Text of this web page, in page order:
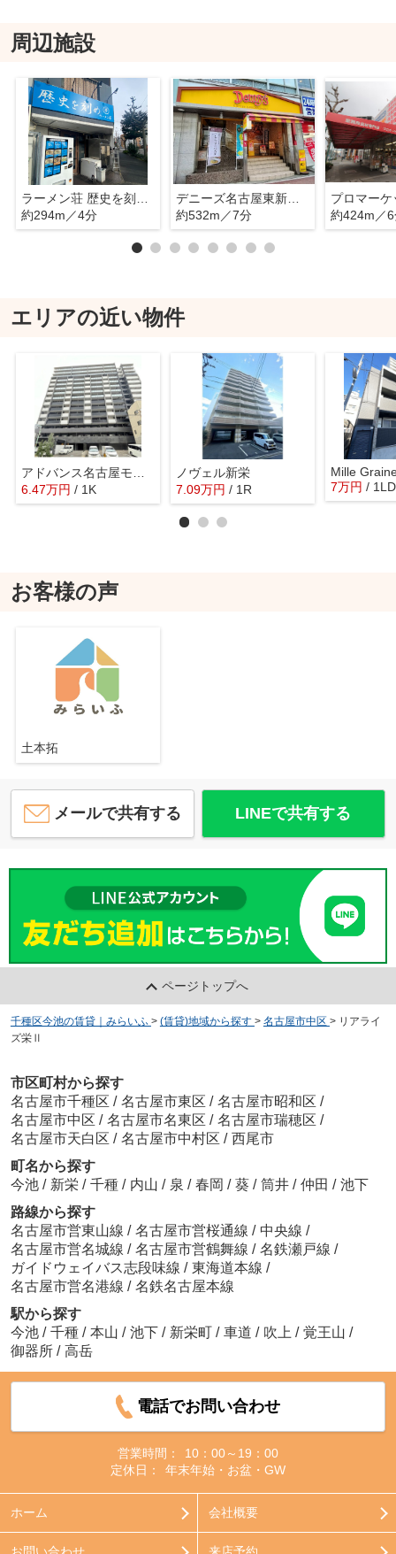
周辺施設
約294m／4分
デニーズ名古屋東新町店
約532m／7分
プロマー
約424m／
エリアの近い物件
アドバンス名古屋モクシー
6.47万円 / 1K
ノヴェル新栄
7.09万円 / 1R
Mille
7万円 /
お客様の声
土本拓
メールで共有する LINEで共有する
ページトップへ
千種区今池の賃貸｜みらいふ > (賃貸)地域から探す > 名古屋市中区 > リアライ
ズ栄Ⅱ
市区町村から探す
名古屋市千種区 / 名古屋市東区 / 名古屋市昭和区 /
名古屋市中区 / 名古屋市名東区 / 名古屋市瑞穂区 /
名古屋市天白区 / 名古屋市中村区 / 西尾市
町名から探す
今池 / 新栄 / 千種 / 内山 / 泉 / 春岡 / 葵 / 筒井 / 仲田 / 池下
路線から探す
名古屋市営東山線 / 名古屋市営桜通線 / 中央線 /
名古屋市営名城線 / 名古屋市営鶴舞線 / 名鉄瀬戸線 /
ガイドウェイバス志段味線 / 東海道本線 /
名古屋市営名港線 / 名鉄名古屋本線
駅から探す
今池 / 千種 / 本山 / 池下 / 新栄町 / 車道 / 吹上 / 覚王山 /
御器所 / 高岳
電話でお問い合わせ
営業時間：
10：00～19：00
定休日：
年末年始・お盆・GW
ホーム 会社概要